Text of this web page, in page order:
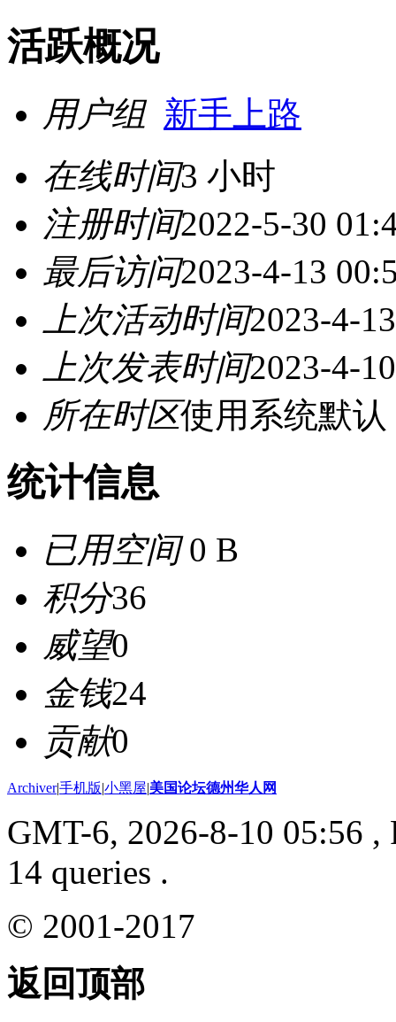
活跃概况
用户组 新手上路
在线时间3 小时
注册时间2022-5-30
最后访问2023-4-13
上次活动时间2023-4-
上次发表时间2023-4-
所在时区使用系统默认
统计信息
已用空间0 B
积分36
威望0
金钱24
贡献0
Archiver|手机版|小黑屋|美国论坛德州华人网
GMT-6, 2026-8-10 05:56 ,
14 queries .
© 2001-2017
返回顶部